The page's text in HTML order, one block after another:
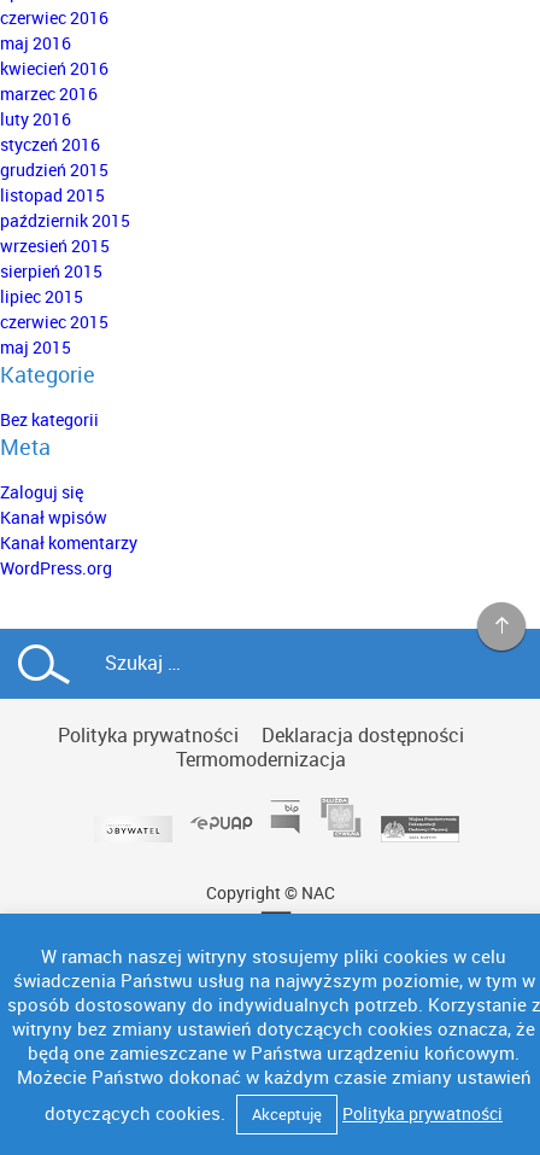
czerwiec 2016
maj 2016
kwiecień 2016
marzec 2016
luty 2016
styczeń 2016
grudzień 2015
listopad 2015
październik 2015
wrzesień 2015
sierpień 2015
lipiec 2015
czerwiec 2015
maj 2015
Kategorie
Bez kategorii
Meta
Zaloguj się
Kanał wpisów
Kanał komentarzy
WordPress.org
Polityka prywatności
Deklaracja dostępności
Termomodernizacja
Copyright © NAC
W ramach naszej witryny stosujemy pliki cookies w celu
świadczenia Państwu usług na najwyższym poziomie, w tym w
sposób dostosowany do indywidualnych potrzeb. Korzystanie z
witryny bez zmiany ustawień dotyczących cookies oznacza, że
będą one zamieszczane w Państwa urządzeniu końcowym.
Możecie Państwo dokonać w każdym czasie zmiany ustawień
dotyczących cookies.
Akceptuję Polityka prywatności